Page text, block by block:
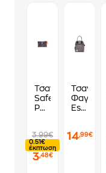
Τσαντάκι
Safe
Pocket
3.99€
0.51€
έκπτωση
3,48€
Estia
7L
14,99€